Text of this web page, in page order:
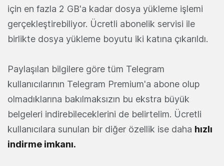
için en fazla 2 GB'a kadar dosya yükleme işlemi
gerçekleştirebiliyor. Ücretli abonelik servisi ile
birlikte dosya yükleme boyutu iki katına çıkarıldı.
Paylaşılan bilgilere göre tüm Telegram
kullanıcılarının Telegram Premium'a abone olup
olmadıklarına bakılmaksızın bu ekstra büyük
belgeleri indirebileceklerini de belirtelim. Ücretli
kullanıcılara sunulan bir diğer özellik ise daha hızlı
indirme imkanı.